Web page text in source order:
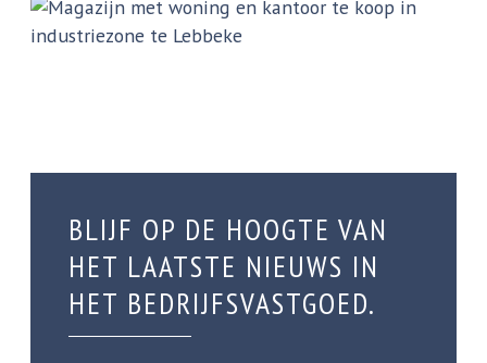
BLIJF OP DE HOOGTE VAN
HET LAATSTE NIEUWS IN
HET BEDRIJFSVASTGOED.